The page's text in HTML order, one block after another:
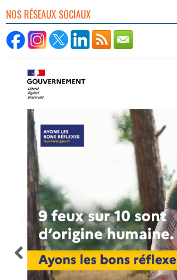
NOS RÉSEAUX SOCIAUX